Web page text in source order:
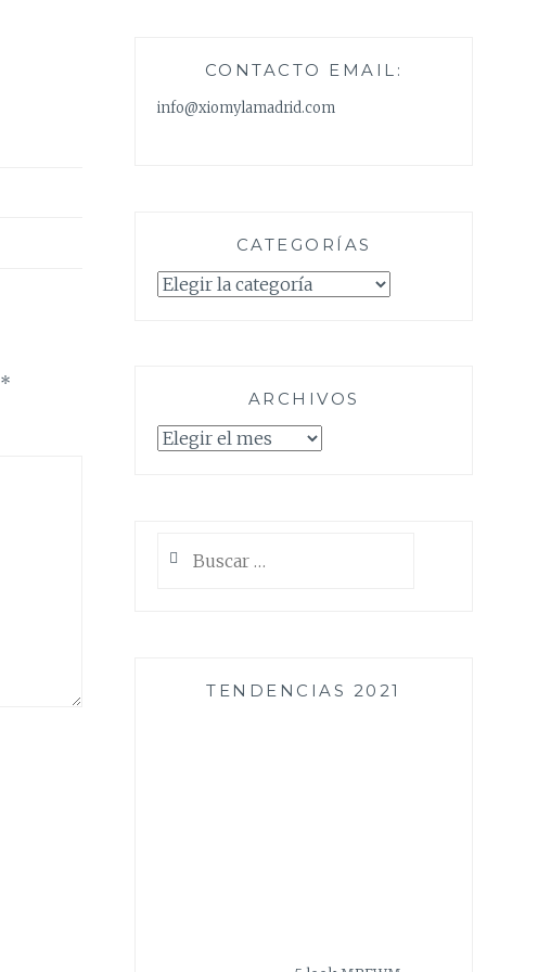
*
CONTACTO EMAIL:
info@xiomylamadrid.com
CATEGORÍAS
Categorías
ARCHIVOS
Archivos
TENDENCIAS 2021